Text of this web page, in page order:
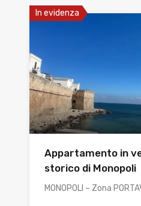
In evidenza
Appartamento in
storico di Monopoli
MONOPOLI – Zona